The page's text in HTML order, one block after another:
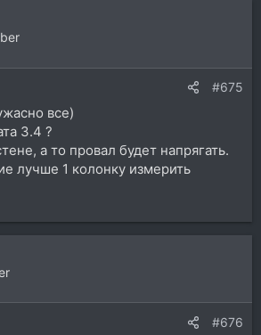
#675
все)
3.4 ?
а то провал будет напрягать.
лучше 1 колонку измерить
#676